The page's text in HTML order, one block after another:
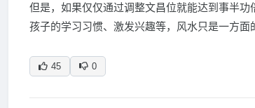
但是，如果仅仅通过调整文昌位就能达到事半
孩子的学习习惯、激发兴趣等，风水只是一方面
45 0